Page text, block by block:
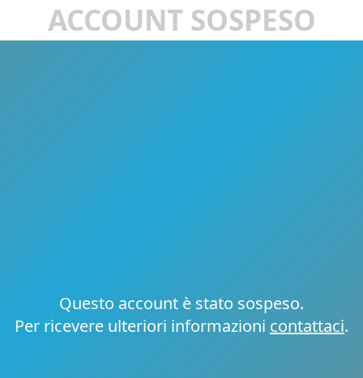
ACCOUNT SOSPESO
Questo account è stato sospeso.
Per ricevere ulteriori informazioni contattaci.